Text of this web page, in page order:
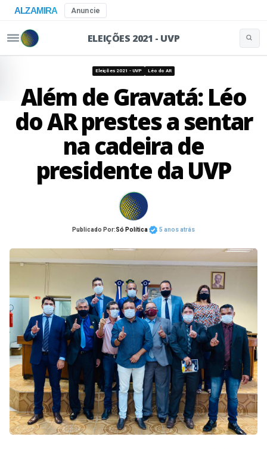
ALZAMIRA Anuncie
ELEIÇÕES 2021 - UVP
Eleições 2021 - UVP Léo do AR
Além de Gravatá: Léo
do AR prestes a sentar
na cadeira de
presidente da UVP
Publicado Por:Só Política 5 anos atrás